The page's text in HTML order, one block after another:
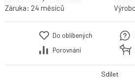
Záruka: 24 měsíců
Do oblíbených
Porovnání
Sdílet